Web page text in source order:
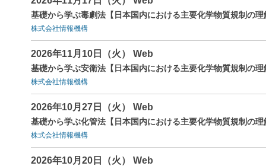
基礎から学ぶ毒劇法【日本国内における主要化学物質規制の
株式会社情報機構
2026年11月10日（火） Web
基礎から学ぶ安衛法【日本国内における主要化学物質規制の
株式会社情報機構
2026年10月27日（火） Web
基礎から学ぶ化管法【日本国内における主要化学物質規制の
株式会社情報機構
2026年10月20日（火） Web